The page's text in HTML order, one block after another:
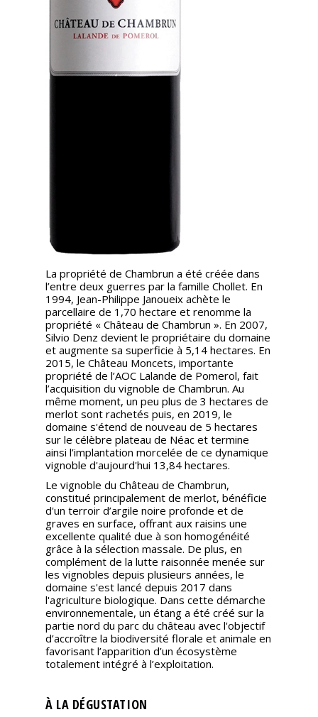
La propriété de Chambrun a été créée dans
l’entre deux guerres par la famille Chollet. En
1994, Jean-Philippe Janoueix achète le
parcellaire de 1,70 hectare et renomme la
propriété « Château de Chambrun ». En 2007,
Silvio Denz devient le propriétaire du domaine
et augmente sa superficie à 5,14 hectares. En
2015, le Château Moncets, importante
propriété de l’AOC Lalande de Pomerol, fait
l’acquisition du vignoble de Chambrun. Au
même moment, un peu plus de 3 hectares de
merlot sont rachetés puis, en 2019, le
domaine s'étend de nouveau de 5 hectares
sur le célèbre plateau de Néac et termine
ainsi l’implantation morcelée de ce dynamique
vignoble d'aujourd'hui 13,84 hectares.
Le vignoble du Château de Chambrun,
constitué principalement de merlot, bénéficie
d'un terroir d’argile noire profonde et de
graves en surface, offrant aux raisins une
excellente qualité due à son homogénéité
grâce à la sélection massale. De plus, en
complément de la lutte raisonnée menée sur
les vignobles depuis plusieurs années, le
domaine s'est lancé depuis 2017 dans
l'agriculture biologique. Dans cette démarche
environnementale, un étang a été créé sur la
partie nord du parc du château avec l'objectif
d’accroître la biodiversité florale et animale en
favorisant l’apparition d’un écosystème
totalement intégré à l’exploitation.
À LA DÉGUSTATION